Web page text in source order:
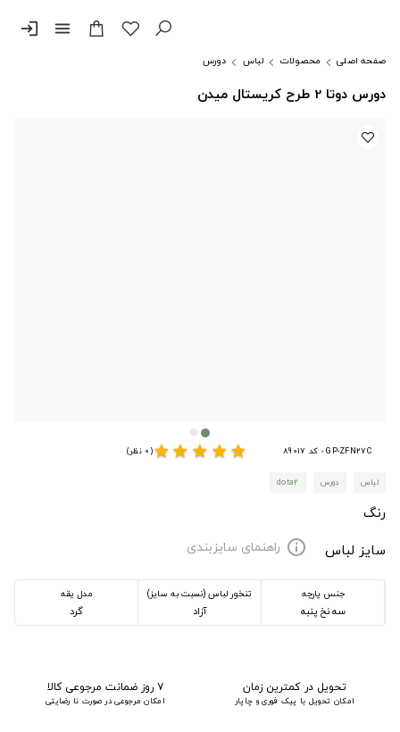
menu
login
صفحه اصلی محصولات لباس دورس
دورس دوتا 2 طرح کریستال میدن
GP-ZFN27C - کد 89017 star
star
star
star
star(0 نظر)
لباس دورس dota2
رنگ
سایز لباس
info راهنمای سایزبندی
جنس پارچه
سه نخ پنبه
تنخور لباس (نسبت به سایز)
آزاد
مدل یقه
گرد
تحویل در کمترین زمان
امکان تحویل با پیک فوری و چاپار
۷ روز ضمانت مرجوعی کالا
امکان مرجوعی در صورت نا رضایتی